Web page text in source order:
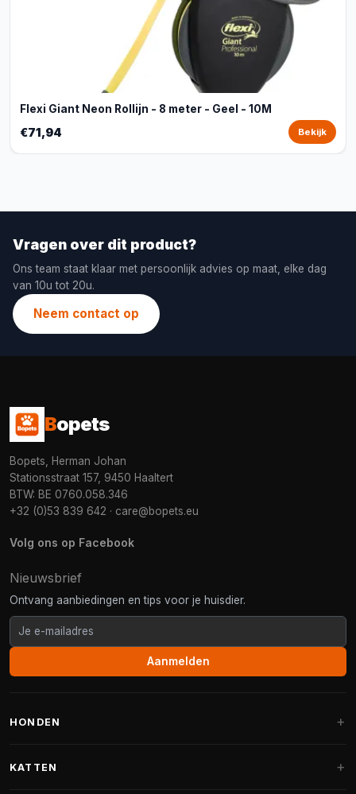
Flexi Giant Neon Rollijn - 8 meter - Geel - 10M
€71,94 Bekijk
Vragen over dit product?
Ons team staat klaar met persoonlijk advies op maat, elke dag
van 10u tot 20u.
Neem contact op
Bopets
Bopets, Herman Johan
Stationsstraat 157, 9450 Haaltert
BTW: BE 0760.058.346
+32 (0)53 839 642 · care@bopets.eu
Volg ons op Facebook
Nieuwsbrief
Ontvang aanbiedingen en tips voor je huisdier.
Aanmelden
HONDEN
KATTEN